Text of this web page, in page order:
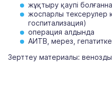
жұқтыру қаупі
жоспарлы тексерулер
госпитализация)
операция алдында
АИТВ, мерез, гепатитке
Зерттеу материалы: